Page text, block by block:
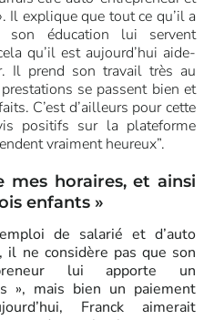
Il explique que tout ce qu’il a
éducation lui servent
qu’il est aujourd’hui aide-
Il prend son travail très au
se passent bien et
C’est d’ailleurs pour cette
positifs sur la plateforme
vraiment heureux”.
mes horaires, et ainsi
enfants »
de salarié et d’auto
il ne considère pas que son
lui apporte un
», mais bien un paiement
Franck aimerait